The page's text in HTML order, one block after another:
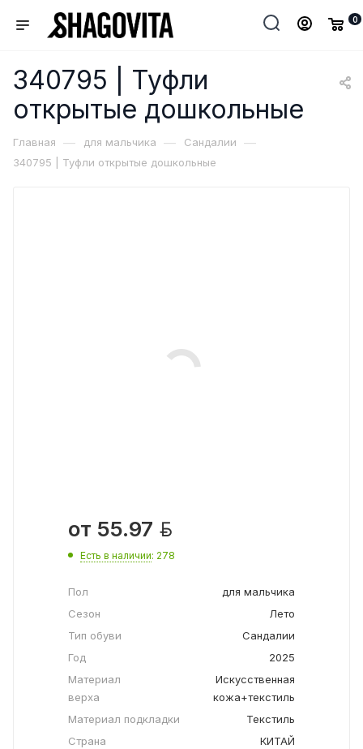
0
340795 | Туфли
открытые дошкольные
Главная — для мальчика — Сандалии —
340795 | Туфли открытые дошкольные
от 55.97 
Есть в наличии: 278
Пол
для мальчика
Сезон
Лето
Тип обуви
Сандалии
Год
2025
Материал
верха
Искусственная
кожа+текстиль
Материал подкладки
Текстиль
Страна
КИТАЙ